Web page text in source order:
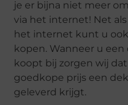
je er bijna niet meer
via het internet! Net
het internet kunt u
kopen. Wanneer u
koopt bij zorgen wij
goedkope prijs een
geleverd krijgt.